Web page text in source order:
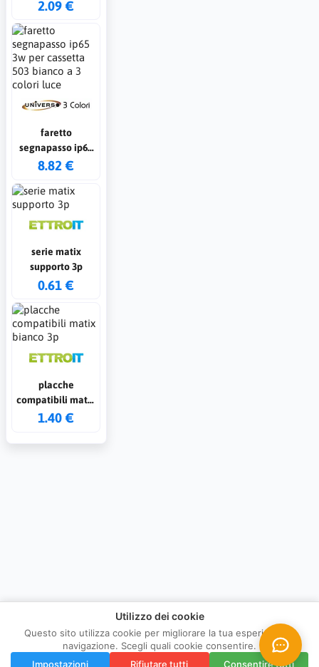
2.09 €
faretto
segnapasso ip65
3w per cassetta
colori luce
8.82 €
serie matix
supporto 3p
0.61 €
placche
compatibili matix
bianco 3p
1.40 €
Utilizzo dei cookie
Questo sito utilizza cookie per migliorare la tua esperienza di
navigazione. Scegli quali cookie consentire.
Impostazioni
Rifiutare tutti Consentire tutti